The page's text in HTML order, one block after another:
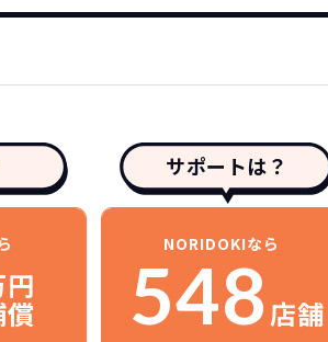
サポートは？
NORIDOKIなら
548 店舗